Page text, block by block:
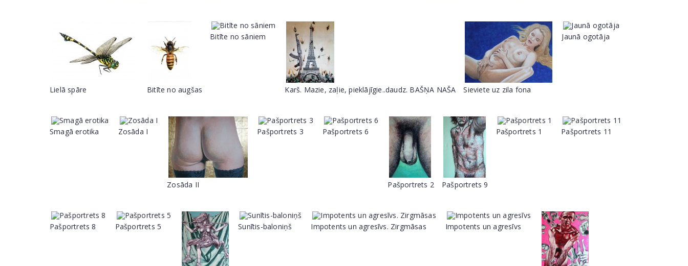
Lielā spāre Bitīte no augšas
Bitīte no sāniem
Karš. Mazie, zaļie, pieklājīgie..daudz. BAŠŅA NAŠA Sieviete uz zila fona
Jaunā ogotāja
Smagā erotika Zosāda I
Zosāda II
Pašportrets 3 Pašportrets 6
Pašportrets 2 Pašportrets 9
Pašportrets 1 Pašportrets 11
Pašportrets 8 Pašportrets 5 Sunītis-baloniņš Impotents un agresīvs. Zirgmāsas Impotents un agresīvs